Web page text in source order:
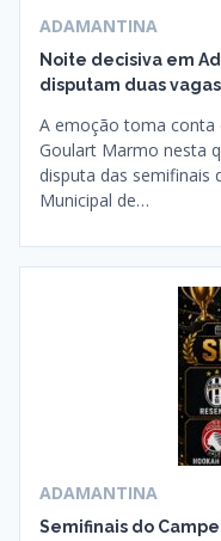
ADAMANTINA
Noite decisiva em
disputam duas
A emoção toma conta
Goulart Marmo nesta
disputa das semifinais
Municipal de…
ADAMANTINA
Semifinais do